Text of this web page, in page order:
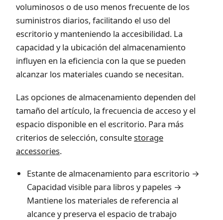
voluminosos o de uso menos frecuente de los
suministros diarios, facilitando el uso del
escritorio y manteniendo la accesibilidad. La
capacidad y la ubicación del almacenamiento
influyen en la eficiencia con la que se pueden
alcanzar los materiales cuando se necesitan.
Las opciones de almacenamiento dependen del
tamaño del artículo, la frecuencia de acceso y el
espacio disponible en el escritorio. Para más
criterios de selección, consultestorage
accessories.
Estante de almacenamiento para escritorio →
Capacidad visible para libros y papeles →
Mantiene los materiales de referencia al
alcance y preserva el espacio de trabajo